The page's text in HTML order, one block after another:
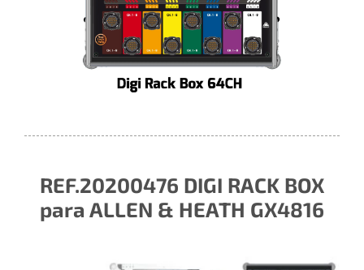
REF.20200476 DIGI RACK BOX
para ALLEN & HEATH GX4816